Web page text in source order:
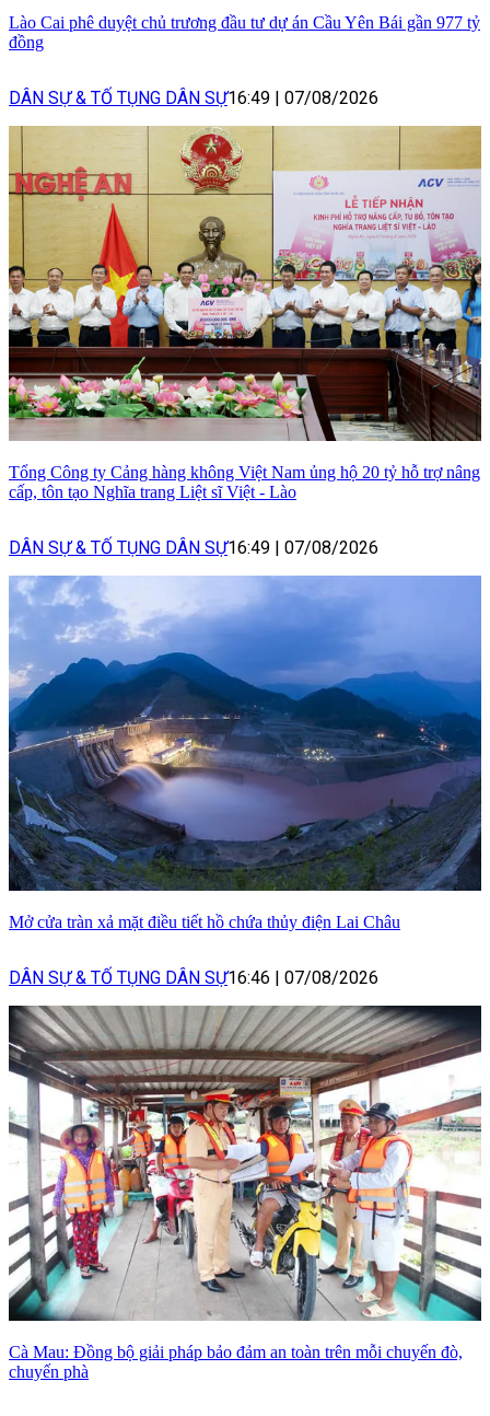
Lào Cai phê duyệt chủ trương đầu tư dự án Cầu Yên Bái gần 977 tỷ
đồng
DÂN SỰ & TỐ TỤNG DÂN SỰ16:49 07/08/2026
Tổng Công ty Cảng hàng không Việt Nam ủng hộ 20 tỷ hỗ trợ nâng
cấp, tôn tạo Nghĩa trang Liệt sĩ Việt - Lào
DÂN SỰ & TỐ TỤNG DÂN SỰ16:49 07/08/2026
Mở cửa tràn xả mặt điều tiết hồ chứa thủy điện Lai Châu
DÂN SỰ & TỐ TỤNG DÂN SỰ16:46 07/08/2026
Cà Mau: Đồng bộ giải pháp bảo đảm an toàn trên mỗi chuyến đò,
chuyến phà